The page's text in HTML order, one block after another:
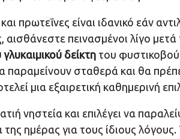
πρωτεΐνες είναι ιδανικό εάν
πεινασμένοι λίγο
δείκτη του
σταθερά και θα
μια εξαιρετική καθημερινή
νηστεία και επιλέγει να
ημέρας για τους ίδιους λόγους.